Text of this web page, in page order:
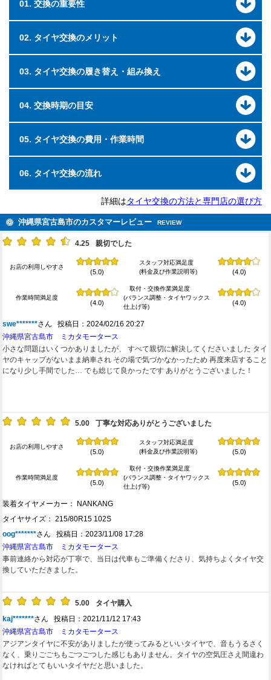
01. 交換の重要性
02. タイヤ交換のメリット
03. タイヤ交換の履き替え・組み換え
04. 交換時期の目安
05. タイヤ交換の費用・作業時間
06. タイヤ交換の流れ
詳細はタイヤ交換の方法と専門店の選び方
沖縄県宮古島市のカスタマーレビュー REVIEW
4.25 親切でした
お店の利用しやすさ
(5.0)
スタッフ対応満足度
(料金及び作業説明等)
(4.0)
作業時間満足度
(4.0)
取付・交換作業満足度
(バランス調整・タイヤワックス
仕上げ等)
(4.0)
swe*******さん 投稿日：2024/02/16 20:27
沖縄県宮古島市 ミカタモータース
小さな問題はいくつかありましたが、 すべて親切に解決してくださいました タイ
ヤのキャップがないまま納車され その場で気づかなかったため 再度来店すること
になり少し手間でした… でも総じて良かったです ありがとうございました！
5.00 丁寧な対応ありがとうございました
お店の利用しやすさ
(5.0)
スタッフ対応満足度
(料金及び作業説明等)
(5.0)
作業時間満足度
(5.0)
取付・交換作業満足度
(バランス調整・タイヤワックス
仕上げ等)
(5.0)
装着タイヤメーカー： NANKANG
タイヤサイズ： 215/80R15 102S
oog*******さん 投稿日：2023/11/08 17:28
沖縄県宮古島市 ミカタモータース
事前連絡から対応が丁寧で、当日は代車もご準備くださり、気持ちよくタイヤ交
換していただきました。
5.00
タイヤ購入
kaj*******さん 投稿日：2021/11/12 17:43
沖縄県宮古島市 ミカタモータース
アジアンタイヤに不安がありましたが使ってみるといいタイヤで、音もうるさく
なく、乗りごごちもごつごつした感じもありません。タイヤの空気圧さえ間違わ
なければとてもいいタイヤだと思いました。